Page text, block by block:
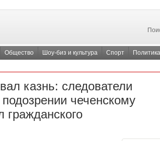
Общество Шоу-биз и культура Спорт Политика
казнь: следователи
чеченскому
гражданского